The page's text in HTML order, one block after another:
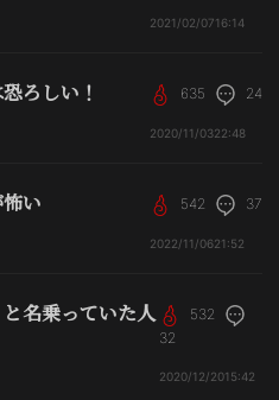
2021/02/0716:14
ろしい！ 635 24
2020/11/0322:48
い 542 37
2022/11/0621:52
と名乗っていた人
532
32
2020/12/2015:42